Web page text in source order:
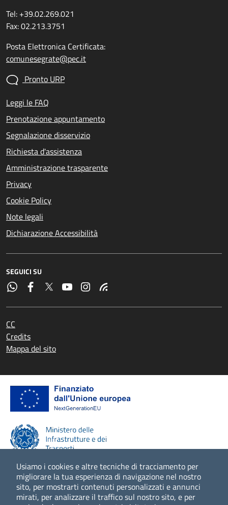
Usiamo i cookies e altre tecniche di tracciamento per
migliorare la tua esperienza di navigazione nel nostro
sito, per mostrarti contenuti personalizzati e annunci
mirati, per analizzare il traffico sul nostro sito, e per
Tel: +39.02.269.021
Fax: 02.213.3751
Posta Elettronica Certificata:
comunesegrate@pec.it
Pronto URP
Leggi le FAQ
Prenotazione appuntamento
Segnalazione disservizio
Richiesta d'assistenza
Amministrazione trasparente
Privacy
Cookie Policy
Note legali
Dichiarazione Accessibilità
SEGUICI SU
CC
Credits
Mappa del sito
Scopri di più